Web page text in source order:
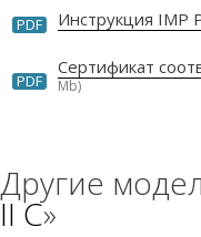
PDF Инструкция IMP
PDF
Сертификат
Mb)
Другие
II C»